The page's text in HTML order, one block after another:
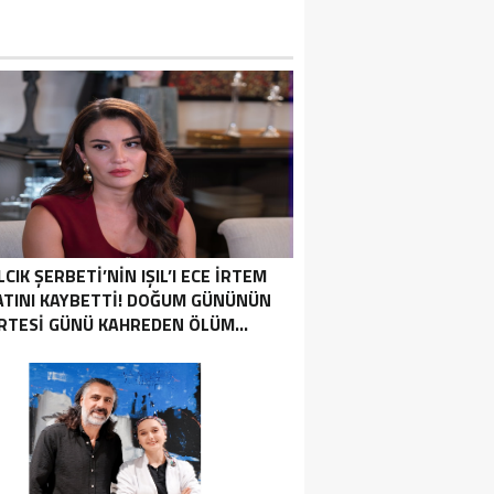
ŞERBETI’NIN IŞIL’I ECE İRTEM
KAYBETTI! DOĞUM GÜNÜNÜN
GÜNÜ KAHREDEN ÖLÜM…